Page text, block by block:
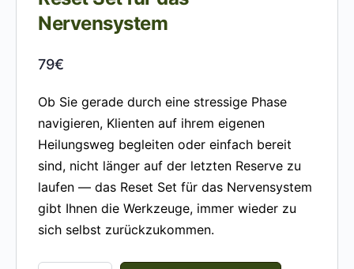
Nervensystem
79€
Ob Sie gerade durch eine stressige Phase
navigieren, Klienten auf ihrem eigenen
Heilungsweg begleiten oder einfach bereit
sind, nicht länger auf der letzten Reserve zu
laufen — das Reset Set für das Nervensystem
gibt Ihnen die Werkzeuge, immer wieder zu
sich selbst zurückzukommen.